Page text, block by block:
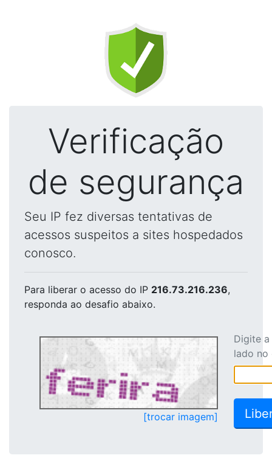
Verificação
de segurança
Seu IP fez diversas tentativas de
acessos suspeitos a sites hospedados
conosco.
Para liberar o acesso do IP 216.73.216.236,
responda ao desafio abaixo.
[trocar imagem]
Digite
lado no